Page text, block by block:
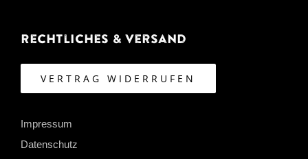
Rechtliches & Versand
VERTRAG WIDERRUFEN
Impressum
Datenschutz